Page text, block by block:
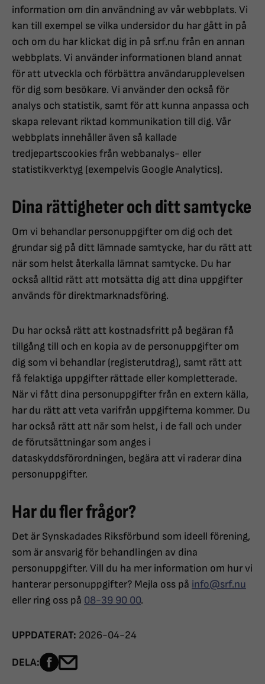
information om din användning av vår webbplats. Vi
kan till exempel se vilka undersidor du har gått in på
och om du har klickat dig in på srf.nu från en annan
webbplats. Vi använder informationen bland annat
för att utveckla och förbättra användarupplevelsen
för dig som besökare. Vi använder den också för
analys och statistik, samt för att kunna anpassa och
skapa relevant riktad kommunikation till dig. Vår
webbplats innehåller även så kallade
tredjepartscookies från webbanalys- eller
statistikverktyg (exempelvis Google Analytics).
Dina rättigheter och ditt samtycke
Om vi behandlar personuppgifter om dig och det
grundar sig på ditt lämnade samtycke, har du rätt att
när som helst återkalla lämnat samtycke. Du har
också alltid rätt att motsätta dig att dina uppgifter
används för direktmarknadsföring.
Du har också rätt att kostnadsfritt på begäran få
tillgång till och en kopia av de personuppgifter om
dig som vi behandlar (registerutdrag), samt rätt att
få felaktiga uppgifter rättade eller kompletterade.
När vi fått dina personuppgifter från en extern källa,
har du rätt att veta varifrån uppgifterna kommer. Du
har också rätt att när som helst, i de fall och under
de förutsättningar som anges i
dataskyddsförordningen, begära att vi raderar dina
personuppgifter.
Har du fler frågor?
Det är Synskadades Riksförbund som ideell förening,
som är ansvarig för behandlingen av dina
personuppgifter. Vill du ha mer information om hur vi
hanterar personuppgifter? Mejla oss på info@srf.nu
eller ring oss på 08-39 90 00.
UPPDATERAT: 2026-04-24
DELA: Dela sidan på Facebook